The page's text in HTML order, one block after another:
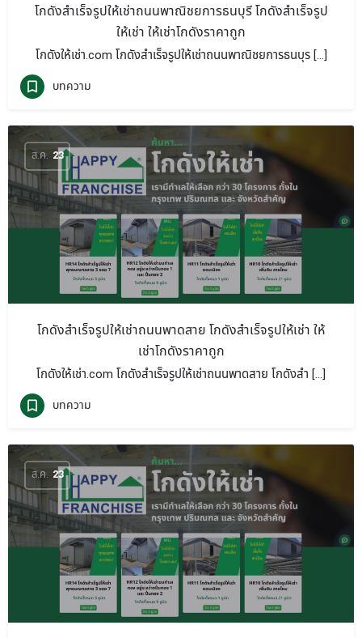
โกดังสำเร็จรูปให้เช่าถนนพาณิชยการธนบุรี โกดังสำเร็จรูป
ให้เช่า ให้เช่าโกดังราคาถูก
โกดังให้เช่า.com โกดังสำเร็จรูปให้เช่าถนนพาณิชยการธนบุร […]
บทความ
ส.ค. 23
โกดังสำเร็จรูปให้เช่าถนนพาดสาย โกดังสำเร็จรูปให้เช่า ให้
เช่าโกดังราคาถูก
โกดังให้เช่า.com โกดังสำเร็จรูปให้เช่าถนนพาดสาย โกดังสำ […]
บทความ
ส.ค. 23